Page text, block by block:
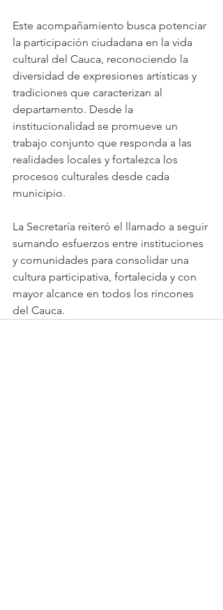
Este acompañamiento busca potenciar
la participación ciudadana en la vida
cultural del Cauca, reconociendo la
diversidad de expresiones artísticas y
tradiciones que caracterizan al
departamento. Desde la
institucionalidad se promueve un
trabajo conjunto que responda a las
realidades locales y fortalezca los
procesos culturales desde cada
municipio.
La Secretaría reiteró el llamado a seguir
sumando esfuerzos entre instituciones
y comunidades para consolidar una
cultura participativa, fortalecida y con
mayor alcance en todos los rincones
del Cauca.